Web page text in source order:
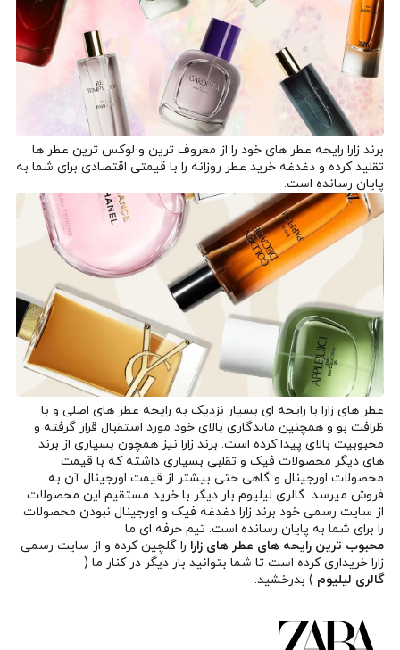
برند زارا رایحه عطر های خود را از معروف ترین و لوکس ترین عطر ها
تقلید کرده و دغدغه خرید عطر روزانه را با قیمتی اقتصادی برای شما به
پایان رسانده است.
عطر های زارا با رایحه ای بسیار نزدیک به رایحه عطر های اصلی و با
ظرافت بو و همچنین ماندگاری بالای خود مورد استقبال قرار گرفته و
محبوبیت بالای پیدا کرده است. برند زارا نیز همچون بسیاری از برند
های دیگر محصولات فیک و تقلبی بسیاری داشته که با قیمت
محصولات اورجینال و گاهی حتی بیشتر از قیمت اورجینال آن به
فروش میرسد. گالری لیلیوم بار دیگر با خرید مستقیم این محصولات
از سایت رسمی خود برند زارا دغدغه فیک و اورجینال نبودن محصولات
را برای شما به پایان رسانده است. تیم حرفه ای ما
محبوب ترین رایحه های عطر های زارا را گلچین کرده و از سایت رسمی
زارا خریداری کرده است تا شما بتوانید بار دیگر در کنار ما (
گالری لیلیوم ) بدرخشید.